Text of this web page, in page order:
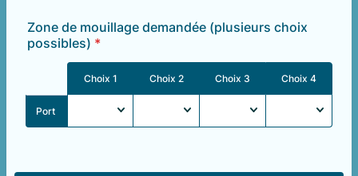
Zone de mouillage demandée (plusieurs choix
possibles) *
Choix 1 Choix 2 Choix 3 Choix 4
Port